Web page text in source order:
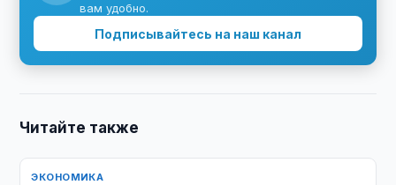
вам удобно.
Подписывайтесь на наш канал
Читайте также
ЭКОНОМИКА